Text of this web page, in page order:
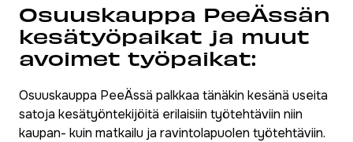
Osuuskauppa PeeÄssän
kesätyöpaikat ja muut
avoimet työpaikat:
Osuuskauppa PeeÄssä palkkaa tänäkin kesänä useita
satoja kesätyöntekijöitä erilaisiin työtehtäviin niin
kaupan- kuin matkailu ja ravintolapuolen työtehtäviin.